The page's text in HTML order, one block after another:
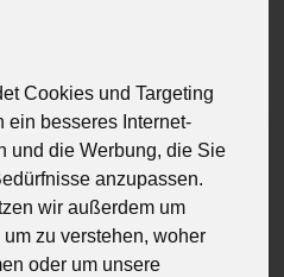
Cookies und Targeting
ein besseres Internet-
und die Werbung, die Sie
anzupassen.
wir außerdem um
zu verstehen, woher
oder um unsere